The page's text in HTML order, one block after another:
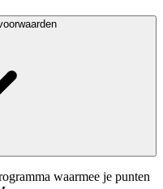
waarmee je punten